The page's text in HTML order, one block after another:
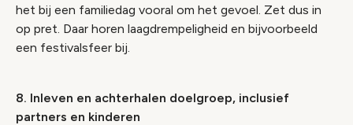
het bij een familiedag vooral om het gevoel. Zet dus in
op pret. Daar horen laagdrempeligheid en bijvoorbeeld
een festivalsfeer bij.
8. Inleven en achterhalen doelgroep, inclusief
partners en kinderen